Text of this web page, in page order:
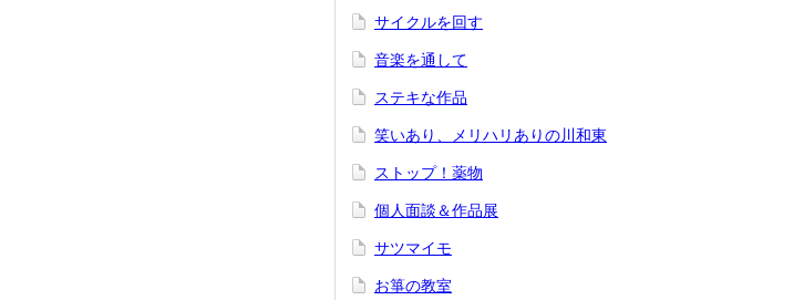
サイクルを回す
音楽を通して
ステキな作品
笑いあり、メリハリありの川和東
ストップ！薬物
個人面談＆作品展
サツマイモ
お箏の教室